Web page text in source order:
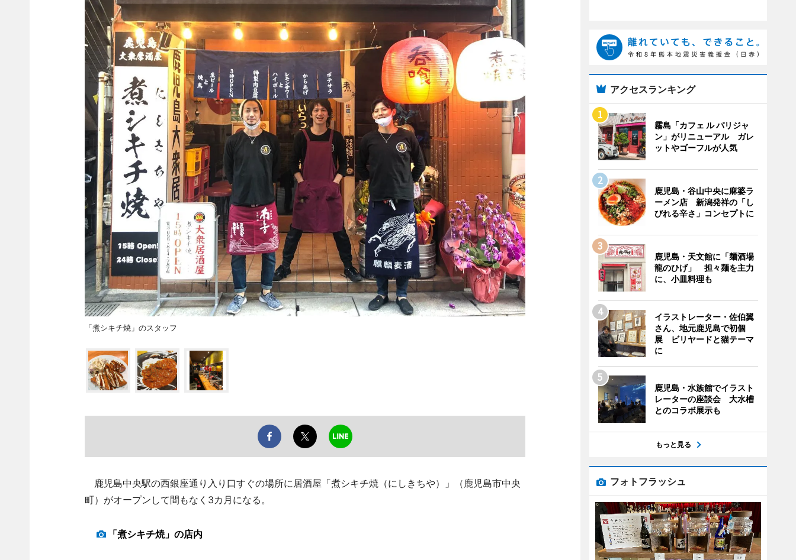
「煮シキチ焼」のスタッフ
鹿児島中央駅の西銀座通り入り口すぐの場所に居酒屋「煮シキチ焼（にしきちや）」（鹿児島市中央
町）がオープンして間もなく3カ月になる。
「煮シキチ焼」の店内
アクセスランキング
霧島「カフェ ル パリジャ
ン」がリニューアル ガレ
ットやゴーフルが人気
鹿児島・谷山中央に麻婆ラ
ーメン店 新潟発祥の「し
びれる辛さ」コンセプトに
鹿児島・天文館に「麺酒場
龍のひげ」 担々麺を主力
に、小皿料理も
イラストレーター・佐伯翼
さん、地元鹿児島で初個
展 ビリヤードと猫テーマ
に
鹿児島・水族館でイラスト
レーターの座談会 大水槽
とのコラボ展示も
もっと見る
フォトフラッシュ